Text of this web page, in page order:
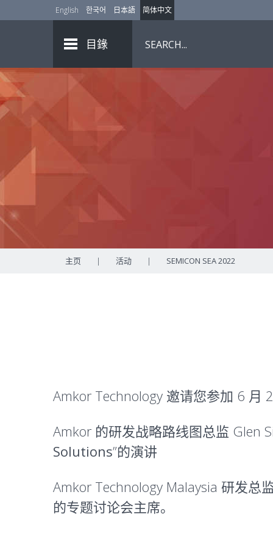
English 한국어 日本語 简体中文
目錄
主页 | 活动 | SEMICON SEA 2022
Amkor Technology 邀请您参加 6 月
Amkor 的研发战略路线图总监 Glen
Solutions”的演讲
Amkor Technology Malaysia 研发总
的专题讨论会主席。